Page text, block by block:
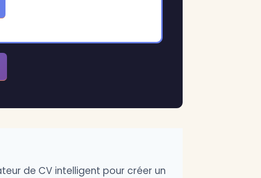
de CV intelligent pour créer un